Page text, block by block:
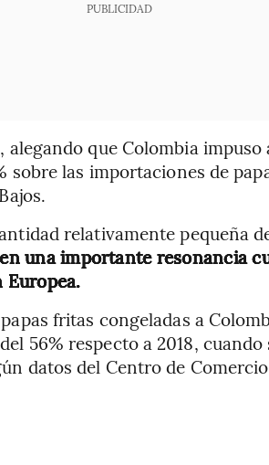
PUBLICIDAD
alegando que Colombia
las importaciones de
relativamente pequeña
una importante resonancia
Europea.
fritas congeladas a
56% respecto a 2018,
datos del Centro de